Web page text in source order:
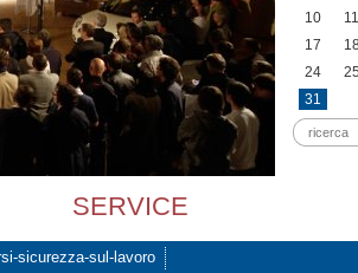
SERVICE
10
11
17
24
25
31
sicurezza-sul-lavoro